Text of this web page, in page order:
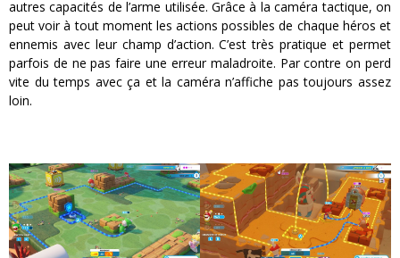
autres capacités de l’arme utilisée. Grâce à la caméra tactique, on
peut voir à tout moment les actions possibles de chaque héros et
ennemis avec leur champ d’action. C’est très pratique et permet
parfois de ne pas faire une erreur maladroite. Par contre on perd
vite du temps avec ça et la caméra n’affiche pas toujours assez
loin.